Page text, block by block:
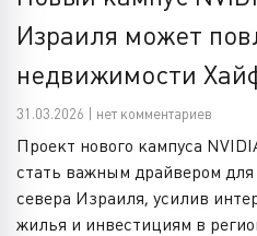
Израиля может
недвижимости
31.03.2026 | нет комментариев
Проект нового кампуса
стать важным драйвером
севера Израиля, усилив
жилья и инвестициям в